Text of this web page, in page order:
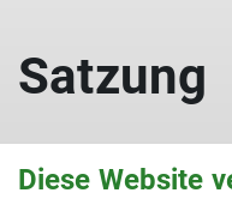
Satzung
Diese Website